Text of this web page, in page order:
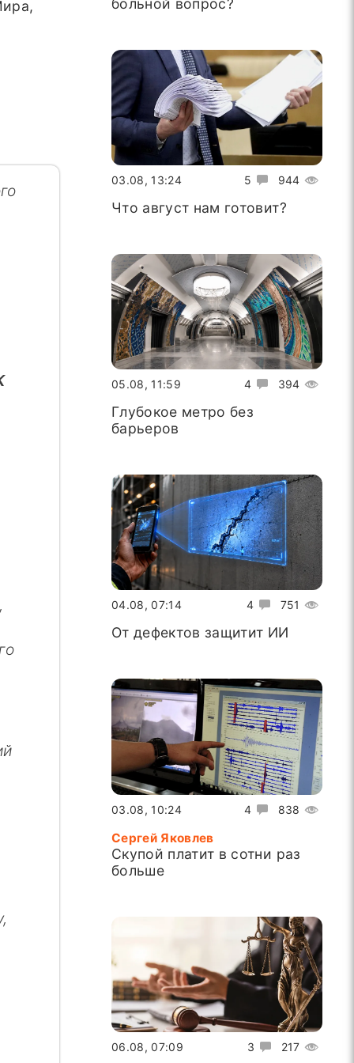
больной вопрос?
5 944
03.08, 13:24
Что август нам готовит?
4 394
05.08, 11:59
Глубокое метро без
барьеров
4 751
04.08, 07:14
От дефектов защитит ИИ
4 838
03.08, 10:24
Сергей Яковлев
Скупой платит в сотни раз
больше
3 217
06.08, 07:09